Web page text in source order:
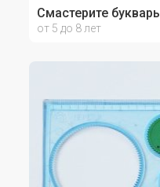
Смастерите букварь
от 5 до 8 лет